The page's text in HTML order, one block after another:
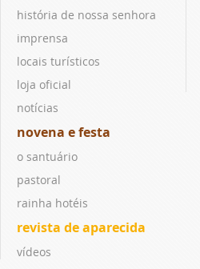
história de nossa senhora
imprensa
locais turísticos
loja oficial
notícias
novena e festa
o santuário
pastoral
rainha hotéis
revista de aparecida
vídeos